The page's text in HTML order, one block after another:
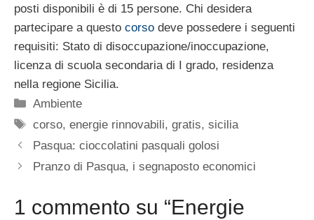
posti disponibili è di 15 persone. Chi desidera
partecipare a questo corso deve possedere i seguenti
requisiti: Stato di disoccupazione/inoccupazione,
licenza di scuola secondaria di I grado, residenza
nella regione Sicilia.
Categorie
Ambiente
Tag
corso,energie rinnovabili,gratis,sicilia
Pasqua: cioccolatini pasquali golosi
Pranzo di Pasqua, i segnaposto economici
1 commento su “Energie